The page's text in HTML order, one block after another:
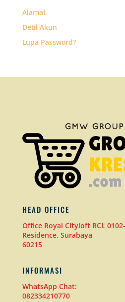
Alamat
Detil Akun
Lupa Password?
HEAD OFFICE
Office Royal Cityloft RCL
Residence, Surabaya
60215
INFORMASI
WhatsApp Chat:
082334210770